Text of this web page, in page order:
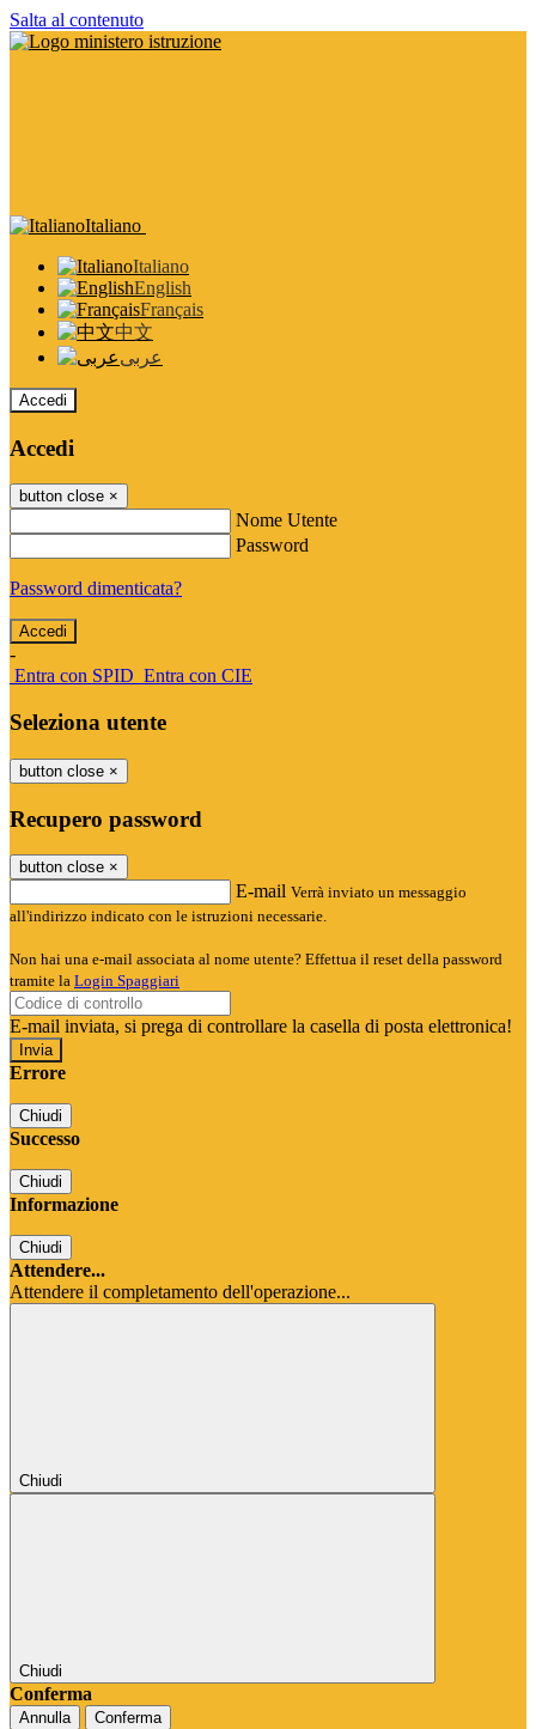
Salta al contenuto
Italiano
Italiano
English
Français
中文
عربى
Accedi
Accedi
button close ×
Nome Utente
Password
Password dimenticata?
-
Entra con SPID Entra con CIE
Seleziona utente
button close ×
Recupero password
button close ×
E-mail Verrà inviato un messaggio
all'indirizzo indicato con le istruzioni necessarie.
Non hai una e-mail associata al nome utente? Effettua il reset della password
tramite la Login Spaggiari
E-mail inviata, si prega di controllare la casella di posta elettronica!
Errore
Chiudi
Successo
Chiudi
Informazione
Chiudi
Attendere...
Attendere il completamento dell'operazione...
Chiudi
Chiudi
Conferma
Annulla Conferma